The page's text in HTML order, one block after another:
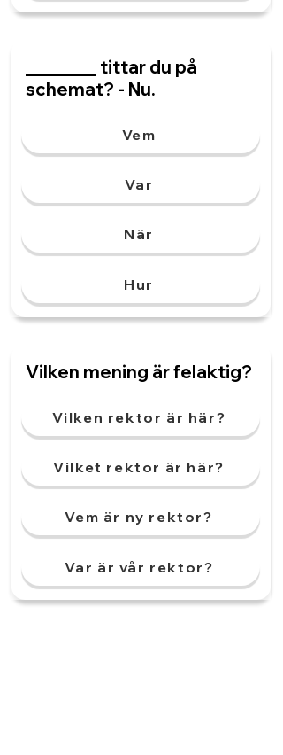
________ tittar du på
schemat? - Nu.
Vem
Var
När
Hur
Vilken mening är felaktig?
Vilken rektor är här?
Vilket rektor är här?
Vem är ny rektor?
Var är vår rektor?